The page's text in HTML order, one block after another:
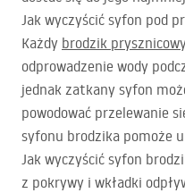
Jak wyczyścić syfon pod
Każdy brodzik
odprowadzenie wody
jednak zatkany syfon
powodować przelewanie
syfonu brodzika pomoże
Jak wyczyścić syfon
z pokrywy i wkładki